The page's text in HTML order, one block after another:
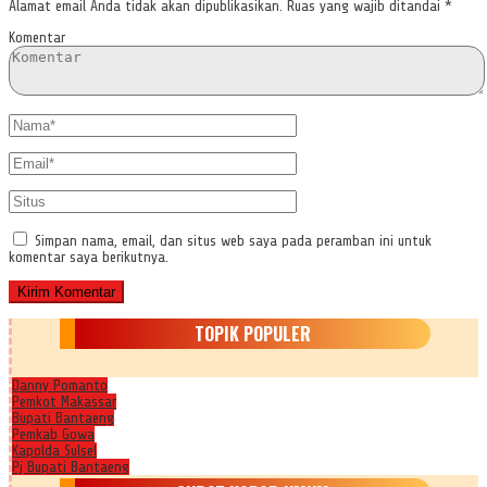
Alamat email Anda tidak akan dipublikasikan. Ruas yang wajib ditandai *
Komentar
Simpan nama, email, dan situs web saya pada peramban ini untuk
komentar saya berikutnya.
TOPIK POPULER
Danny Pomanto
Pemkot Makassar
Bupati Bantaeng
Pemkab Gowa
Kapolda Sulsel
Pj Bupati Bantaeng